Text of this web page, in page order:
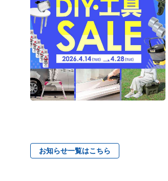
お知らせ一覧はこちら